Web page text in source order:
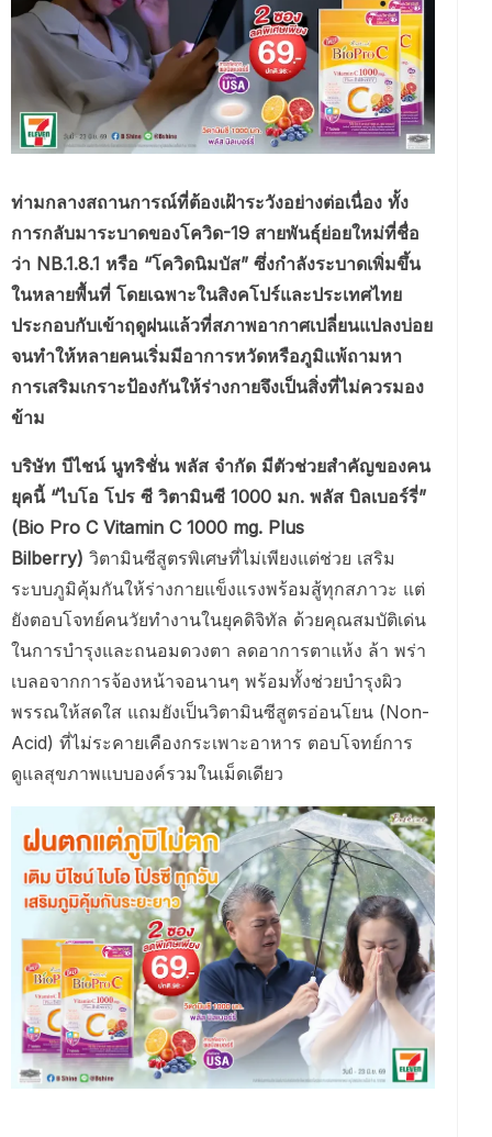
ท่ามกลางสถานการณ์ที่ต้องเฝ้าระวังอย่างต่อเนื่อง ทั้ง
การกลับมาระบาดของโควิด-19 สายพันธุ์ย่อยใหม่ที่ชื่อ
ว่า NB.1.8.1 หรือ “โควิดนิมบัส” ซึ่งกำลังระบาดเพิ่มขึ้น
ในหลายพื้นที่ โดยเฉพาะในสิงคโปร์และประเทศไทย
ประกอบกับเข้าฤดูฝนแล้วที่สภาพอากาศเปลี่ยนแปลงบ่อย
จนทำให้หลายคนเริ่มมีอาการหวัดหรือภูมิแพ้ถามหา
การเสริมเกราะป้องกันให้ร่างกายจึงเป็นสิ่งที่ไม่ควรมอง
ข้าม
บริษัท บีไชน์ นูทริชั่น พลัส จำกัด มีตัวช่วยสำคัญของคน
ยุคนี้ “ไบโอ โปร ซี วิตามินซี 1000 มก. พลัส บิลเบอร์รี่”
(Bio Pro C Vitamin C 1000 mg. Plus
Bilberry) วิตามินซีสูตรพิเศษที่ไม่เพียงแต่ช่วย เสริม
ระบบภูมิคุ้มกันให้ร่างกายแข็งแรงพร้อมสู้ทุกสภาวะ แต่
ยังตอบโจทย์คนวัยทำงานในยุคดิจิทัล ด้วยคุณสมบัติเด่น
ในการบำรุงและถนอมดวงตา ลดอาการตาแห้ง ล้า พร่า
เบลอจากการจ้องหน้าจอนานๆ พร้อมทั้งช่วยบำรุงผิว
พรรณให้สดใส แถมยังเป็นวิตามินซีสูตรอ่อนโยน (Non-
Acid) ที่ไม่ระคายเคืองกระเพาะอาหาร ตอบโจทย์การ
ดูแลสุขภาพแบบองค์รวมในเม็ดเดียว